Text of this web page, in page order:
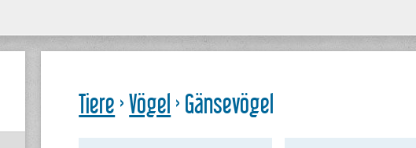
Tiere ›Vögel › Gänsevögel